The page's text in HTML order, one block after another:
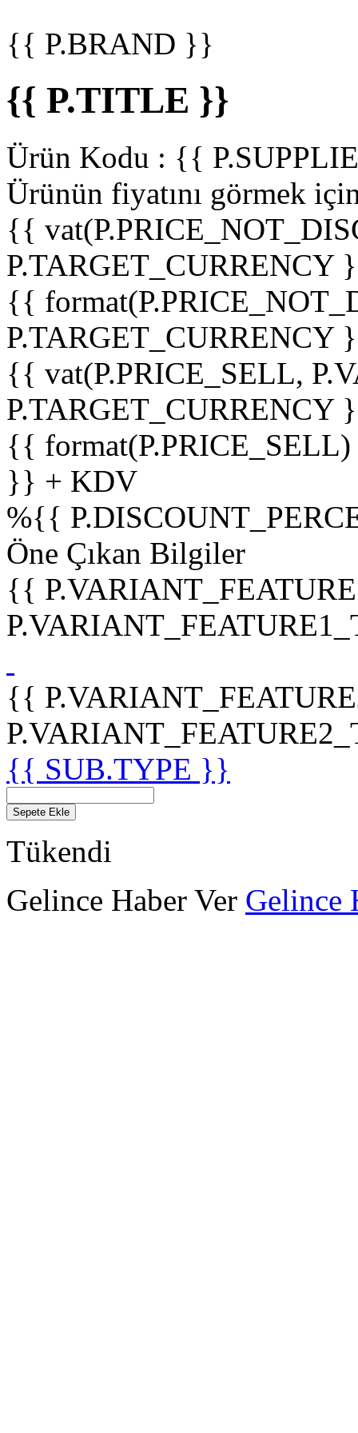
{{ P.BRAND }}
{{ P.TITLE }}
Ürün Kodu : {{
Ürünün fiyatını görmek
{{
P.TARGET_CURRENCY
{{
P.TARGET_CURRENCY
{{ vat(P.PRICE_SELL,
P.TARGET_CURRENCY
{{
}} + KDV
%{{
Öne Çıkan Bilgiler
{{
{{
{{ SUB.TYPE }}
Sepete Ekle
Tükendi
Gelince Haber Ver Gelince